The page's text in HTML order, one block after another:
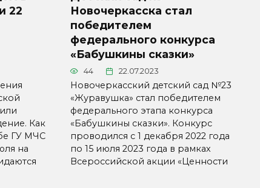
22
Как
ГУ МЧС
на
Новочеркасска стал
победителем
федерального конкурса
«Бабушкины сказки»
44 22.07.2023
Новочеркасский детский сад №23
«Журавушка» стал победителем
федерального этапа конкурса
«Бабушкины сказки». Конкурс
проводился с 1 декабря 2022 года
по 15 июля 2023 года в рамках
Всероссийской акции «Ценности